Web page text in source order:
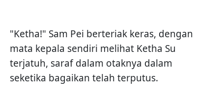
"Ketha!" Sam Pei berteriak keras, dengan
mata kepala sendiri melihat Ketha Su
terjatuh, saraf dalam otaknya dalam
seketika bagaikan telah terputus.